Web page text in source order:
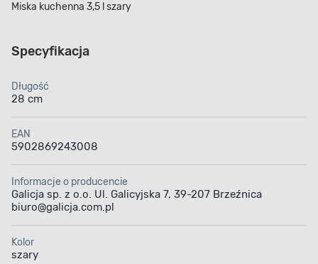
Miska kuchenna 3,5 l szary
Specyfikacja
Długość
28 cm
EAN
5902869243008
Informacje o producencie
Galicja sp. z o.o. Ul. Galicyjska 7, 39-207 Brzeźnica
biuro@galicja.com.pl
Kolor
szary